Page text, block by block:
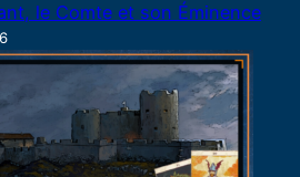
le Comte et son Éminence